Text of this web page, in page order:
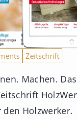
Zeitschrift
Machen.
den Holzwerker.